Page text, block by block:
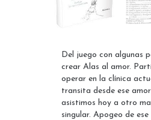
Del juego con algunas
crear Alas al amor.
operar en la clínica
transita desde ese
asistimos hoy a otro
singular. Apogeo de